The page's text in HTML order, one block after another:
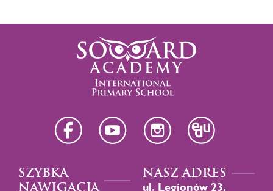
SZYBKA
NAWIGACJA
NASZ ADRES
ul. Legionów 23,